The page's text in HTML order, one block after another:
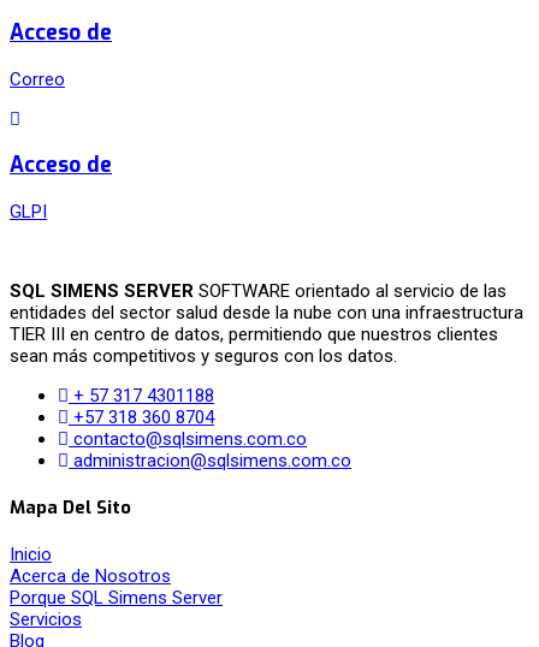
Acceso de
Correo
Acceso de
GLPI
SQL SIMENS SERVER SOFTWARE orientado al servicio de las
entidades del sector salud desde la nube con una infraestructura
TIER III en centro de datos, permitiendo que nuestros clientes
sean más competitivos y seguros con los datos.
+ 57 317 4301188
+57 318 360 8704
contacto@sqlsimens.com.co
administracion@sqlsimens.com.co
Mapa Del Sito
Inicio
Acerca de Nosotros
Porque SQL Simens Server
Servicios
Blog